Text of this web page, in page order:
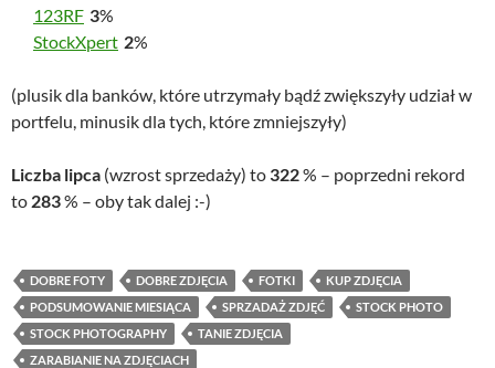
123RF 3%
StockXpert 2%
(plusik dla banków, które utrzymały bądź zwiększyły udział w
portfelu, minusik dla tych, które zmniejszyły)
Liczba lipca (wzrost sprzedaży) to 322% – poprzedni rekord
to 283% – oby tak dalej :-)
DOBRE FOTY DOBRE ZDJĘCIA FOTKI
KUP ZDJĘCIA
PODSUMOWANIE MIESIĄCA
SPRZADAŻ ZDJĘĆ
STOCK PHOTO
STOCK PHOTOGRAPHY
TANIE ZDJĘCIA
ZARABIANIE NA ZDJĘCIACH